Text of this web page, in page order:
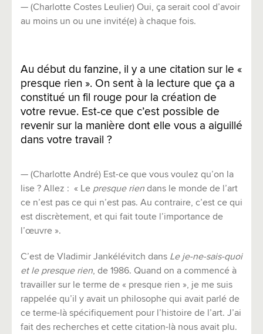
— (Charlotte Costes Leulier) Oui, ça serait cool d’avoir
au moins un ou une invité(e) à chaque fois.
Au début du fanzine, il y a une citation sur le «
presque rien ». On sent à la lecture que ça a
constitué un fil rouge pour la création de
votre revue. Est-ce que c’est possible de
revenir sur la manière dont elle vous a aiguillé
dans votre travail ?
— (Charlotte André) Est-ce que vous voulez qu’on la
lise ? Allez : « Le presque rien dans le monde de l’art
ce n’est pas ce qui n’est pas. Au contraire, c’est ce qui
est discrètement, et qui fait toute l’importance de
l’œuvre ».
C’est de Vladimir Jankélévitch dans Le je-ne-sais-quoi
et le presque rien, de 1986. Quand on a commencé à
travailler sur le terme de « presque rien », je me suis
rappelée qu’il y avait un philosophe qui avait parlé de
ce terme-là spécifiquement pour l’histoire de l’art. J’ai
fait des recherches et cette citation-là nous avait plu.